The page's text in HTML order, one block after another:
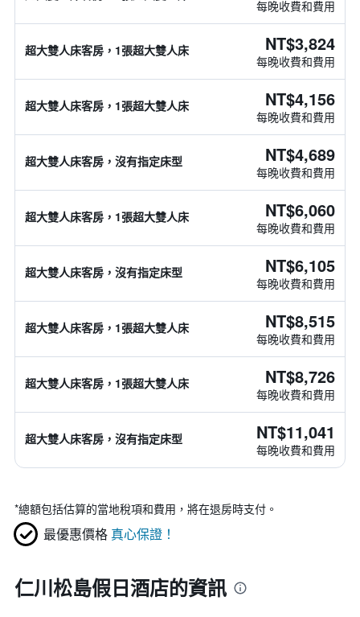
每晚收費和費用
超大雙人床客房，1張超大雙人床 NT$3,824
每晚收費和費用
超大雙人床客房，1張超大雙人床 NT$4,156
每晚收費和費用
超大雙人床客房，沒有指定床型 NT$4,689
每晚收費和費用
超大雙人床客房，1張超大雙人床 NT$6,060
每晚收費和費用
超大雙人床客房，沒有指定床型 NT$6,105
每晚收費和費用
超大雙人床客房，1張超大雙人床 NT$8,515
每晚收費和費用
超大雙人床客房，1張超大雙人床 NT$8,726
每晚收費和費用
超大雙人床客房，沒有指定床型 NT$11,041
每晚收費和費用
*總額包括估算的當地稅項和費用，將在退房時支付。
最優惠價格 真心保證！
仁川松島假日酒店的資訊